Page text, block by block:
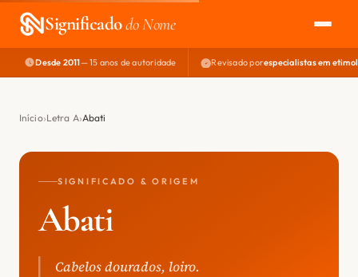
Significadodo Nome
EXPLORAR
NOME PERFEITO
Desde 2011— 15 anos de autoridade Revisado porespecialistas em
Início Letra A Abati
SIGNIFICADO & ORIGEM
Abati
Cabelos dourados, loiro.